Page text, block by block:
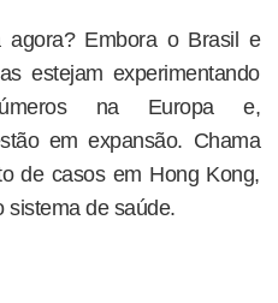
Embora o Brasil e
estejam experimentando
na Europa e,
em expansão. Chama
de casos em Hong Kong,
sistema de saúde.